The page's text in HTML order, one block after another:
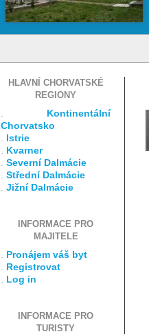
HLAVNÍ CHORVATSKÉ
REGIONY
Kontinentální
Chorvatsko
Istrie
Kvarner
Severní Dalmácie
Střední Dalmácie
Jižní Dalmácie
INFORMACE PRO
MAJITELE
Pronájem váš byt
Registrovat
Log in
INFORMACE PRO
TURISTY